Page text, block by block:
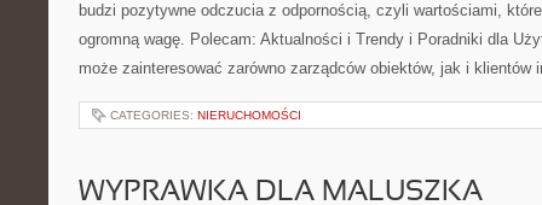
budzi pozytywne odczucia z odpornością, czyli wartościami,
ogromną wagę. Polecam: Aktualności i Trendy i Poradniki dla
może zainteresować zarówno zarządców obiektów, jak i
CATEGORIES: NIERUCHOMOŚCI
WYPRAWKA DLA MALUSZKA